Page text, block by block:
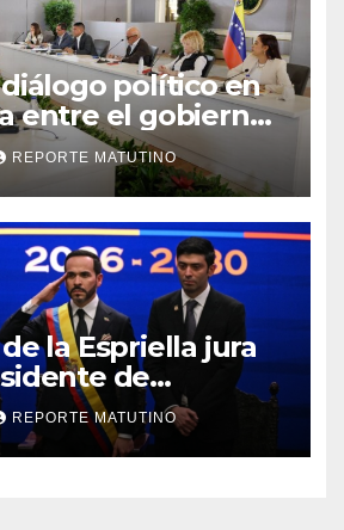
político en
entre el gobierno
REPORTE MATUTINO
la Espriella jura
de
el periodo
REPORTE MATUTINO